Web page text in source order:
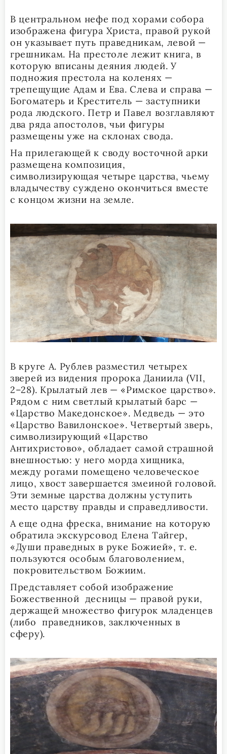
В центральном нефе под хорами собора
изображена фигура Христа, правой рукой
он указывает путь праведникам, левой —
грешникам. На престоле лежит книга, в
которую вписаны деяния людей. У
подножия престола на коленях —
трепещущие Адам и Ева. Слева и справа —
Богоматерь и Креститель — заступники
рода людского. Петр и Павел возглавляют
два ряда апостолов, чьи фигуры
размещены уже на склонах свода.
На прилегающей к своду восточной арки
размещена композиция,
символизирующая четыре царства, чьему
владычеству суждено окончиться вместе
с концом жизни на земле.
В круге А. Рублев разместил четырех
зверей из видения пророка Даниила (VII,
2–28). Крылатый лев — «Римское царство».
Рядом с ним светлый крылатый барс —
«Царство Македонское». Медведь — это
«Царство Вавилонское». Четвертый зверь,
символизирующий «Царство
Антихристово», обладает самой страшной
внешностью: у него морда хищника,
между рогами помещено человеческое
лицо, хвост завершается змеиной головой.
Эти земные царства должны уступить
место царству правды и справедливости.
А еще одна фреска, внимание на которую
обратила экскурсовод Елена Тайгер,
«Души праведных в руке Божией», т. е.
пользуются особым благоволением,
покровительством Божиим.
Представляет собой изображение
Божественной десницы — правой руки,
держащей множество фигурок младенцев
(либо праведников, заключенных в
сферу).